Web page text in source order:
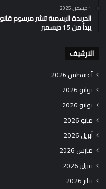
1 ديسمبر، 2025
الجريدة الرسمية تنشر مرسوم
يبدأ من 15 ديسمبر
الارشيف
أغسطس 2026
يوليو 2026
يونيو 2026
مايو 2026
أبريل 2026
مارس 2026
فبراير 2026
يناير 2026